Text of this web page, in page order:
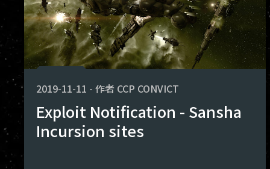
2019-11-11 - 作者 CCP CONVICT
Exploit Notification - Sansha
Incursion sites